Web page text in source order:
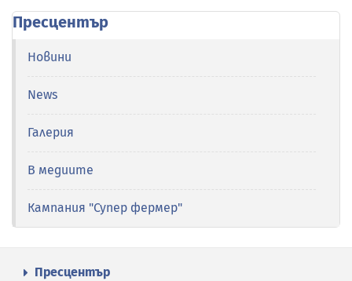
Пресцентър
Новини
News
Галерия
В медиите
Кампания "Супер фермер"
Пресцентър